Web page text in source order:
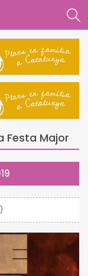
Festa Major